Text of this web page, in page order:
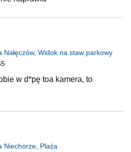
Nałęczów, Widok na staw parkowy
w d*pę toa kamera, to
Niechorze, Plaża